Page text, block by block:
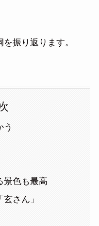
振り返ります。
う
景色も最高
さん」